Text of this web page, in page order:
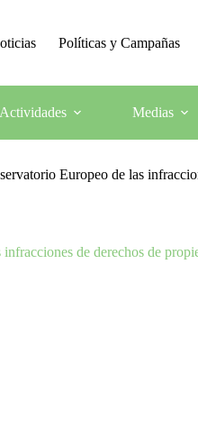
Políticas y Campañas
Actividades Medias
Europeo de las
de derechos de